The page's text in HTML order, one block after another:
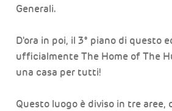
Generali.
D'ora in poi, il 3° piano di questo
ufficialmente The Home of The
una casa per tutti!
Questo luogo è diviso in tre aree,